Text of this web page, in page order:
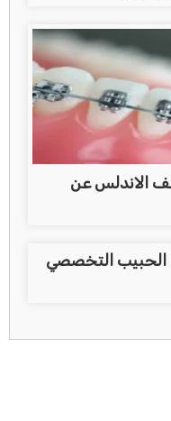
الاندلس عن
الحبيب التخصصي